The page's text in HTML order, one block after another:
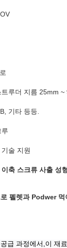
트루더 지름 25mm ~
기타 등등.
술 지원
이축 스크류 사출 성
펠렛과 Podwer 먹
급 과정에서,이 재